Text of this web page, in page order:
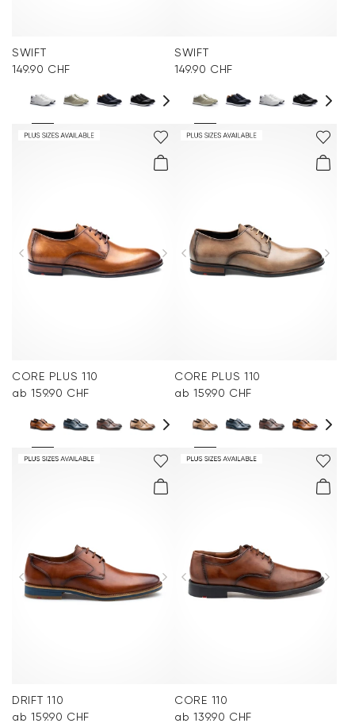
SWIFT
149.90 CHF
SWIFT
149.90 CHF
CORE PLUS 110
ab 159.90 CHF
CORE PLUS 110
ab 159.90 CHF
DRIFT 110
ab 159.90 CHF
CORE 110
ab 139.90 CHF